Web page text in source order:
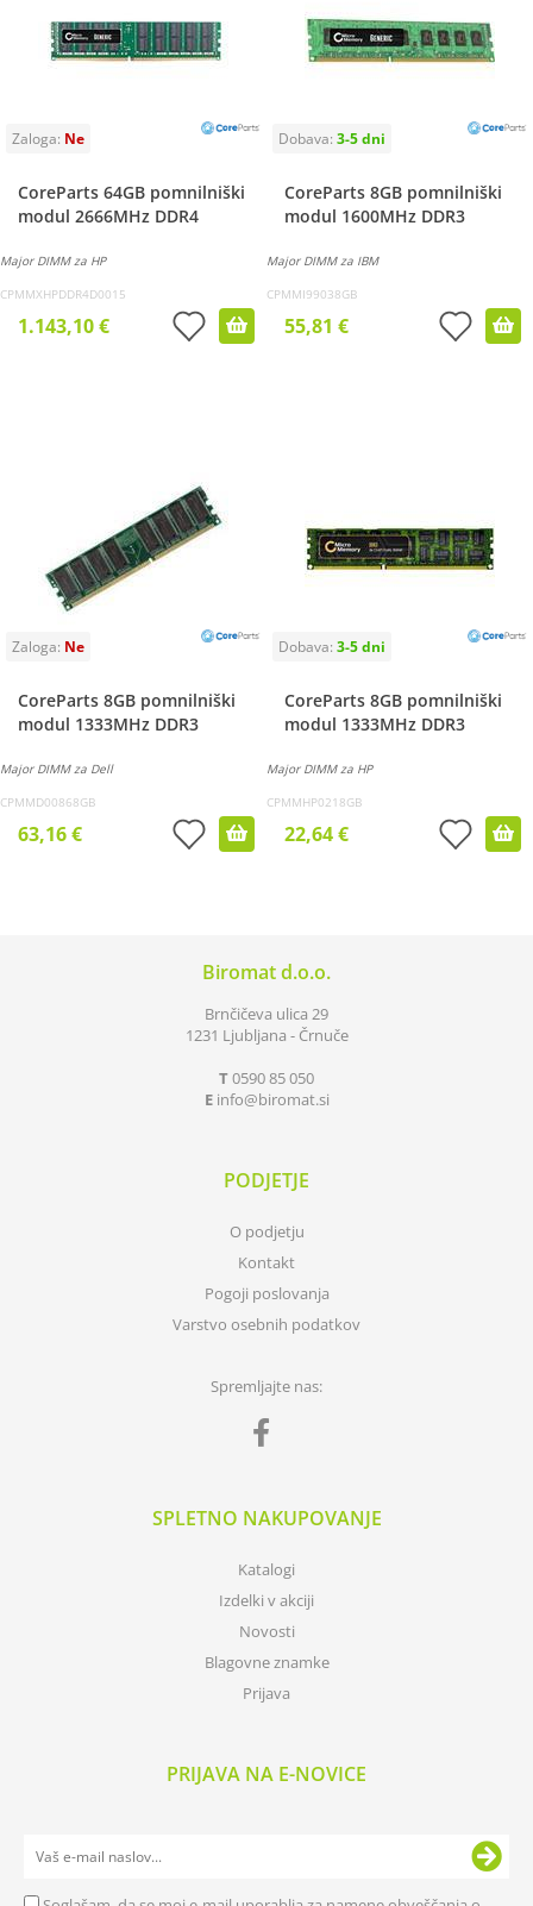
CoreParts 64GB pomnilniški
modul 2666MHz DDR4
Major DIMM za HP
CPMMXHPDDR4D0015
1.143,10 €
CoreParts 8GB pomnilniški
modul 1600MHz DDR3
Major DIMM za IBM
CPMMI99038GB
55,81 €
CoreParts 8GB pomnilniški
modul 1333MHz DDR3
Major DIMM za Dell
CPMMD00868GB
63,16 €
CoreParts 8GB pomnilniški
modul 1333MHz DDR3
Major DIMM za HP
CPMMHP0218GB
22,64 €
Biromat d.o.o.
Brnčičeva ulica 29
1231 Ljubljana - Črnuče
T0590 85 050
E info biromat.si
PODJETJE
O podjetju
Kontakt
Pogoji poslovanja
Varstvo osebnih podatkov
Spremljajte nas:
SPLETNO NAKUPOVANJE
Katalogi
Izdelki v akciji
Novosti
Blagovne znamke
Prijava
PRIJAVA NA E-NOVICE